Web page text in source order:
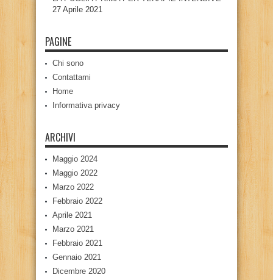
27 Aprile 2021
PAGINE
Chi sono
Contattami
Home
Informativa privacy
ARCHIVI
Maggio 2024
Maggio 2022
Marzo 2022
Febbraio 2022
Aprile 2021
Marzo 2021
Febbraio 2021
Gennaio 2021
Dicembre 2020